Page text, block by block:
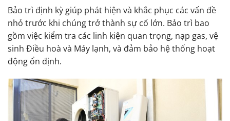
Bảo trì định kỳ giúp phát hiện và khắc phục các vấn đề
nhỏ trước khi chúng trở thành sự cố lớn. Bảo trì bao
gồm việc kiểm tra các linh kiện quan trọng, nạp gas, vệ
sinh Điều hoà và Máy lạnh, và đảm bảo hệ thống hoạt
động ổn định.